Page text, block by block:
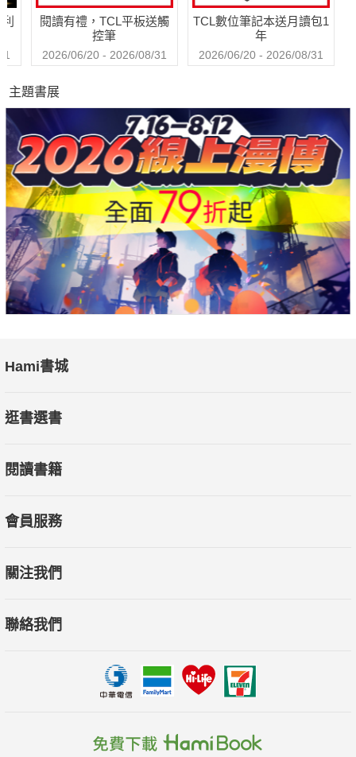
(6) 房價如何定？
(7) 民宿主人不是我？
甚麼都先一步關心說YES，讓客人與你「共同擁有」這間民
(8) 熱鬧區都開滿民宿了？
青菜、蘿蔔各有所好，偏僻地點照樣有人愛，重點是令客人
聯想到「就是這樣」的氣氛。
(9) 馬上就想擁有民宿？
不一定要自地自建，教你低成本承租蓋民宿，拉長租期也會
賺錢。
(10)能一直被客人記住？
蓋出第一眼就決勝的建築，每件家具都是經過設計的新鮮
物，讓消費者永遠忘不了。
「再創造」的創意，如何運用眾人的力量，擴大經營面，從
掌握「提供比期望的更多」，找出好玩、好睡、吃好的方
(13)會不會有客訴？
的聲音。
計，外面買不到，也無法模仿，就是永遠的第一名。
閱讀有禮，TCL平板送觸
控筆
2026/06/20 - 2026/08/31
TCL數位筆記本送月讀包1
年
2026/06/20 - 2026/08/31
主題書展
Hami書城
逛書選書
閱讀書籍
會員服務
關注我們
聯絡我們